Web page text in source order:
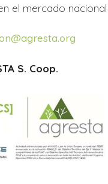
el mercado nacional
S. Coop.